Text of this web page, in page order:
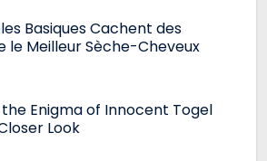
Basiques Cachent des
le Meilleur Sèche-Cheveux
the Enigma of Innocent Togel
Look